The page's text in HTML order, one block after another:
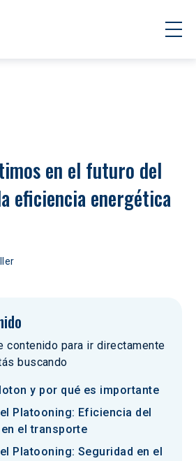
en el futuro del
eficiencia energética
contenido para ir directamente
buscando
y por qué es importante
Platooning: Eficiencia del
el transporte
Platooning: Seguridad en el